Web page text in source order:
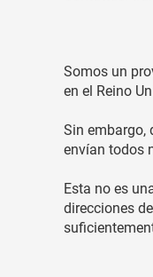
Somos un
en el Reino
Sin embargo,
envían todos
Esta no es
direcciones